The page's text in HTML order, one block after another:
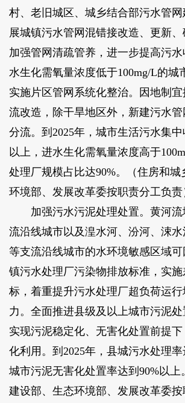
村、老旧城区、城乡结合部污水管
展城镇污水管网混错接改造、更新、
加强管网清疏管养，进一步提高污
水生化需氧量浓度低于100mg/L的城
实施片区管网系统化整治。因地制
流改造，除干旱地区外，新建污水
分流。到2025年，城市生活污水集
以上，进水生化需氧量浓度高于
处理厂规模占比达90%。（住房和城
环境部、发展改革委按职责分工负责
加强污水污泥处理处置。黄河流
流沿线城市以及湟水河、汾河、涑
等支流沿线城市的水环境敏感区域
镇污水处理厂污染物排放标准，实
标，着重提升污水处理厂超负荷运
力。全面推进县级及以上城市污泥
实现污泥稳定化、无害化处置前提
化利用。到2025年，县城污水处理率
城市污泥无害化处置率达到90%以上
建设部、生态环境部、发展改革委按